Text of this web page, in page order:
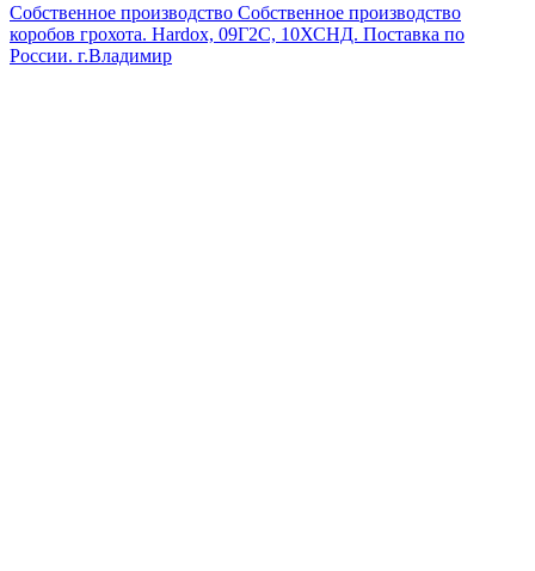
Собственное производство Собственное производство
коробов грохота. Hardox, 09Г2С, 10ХСНД. Поставка по
России. г.Владимир